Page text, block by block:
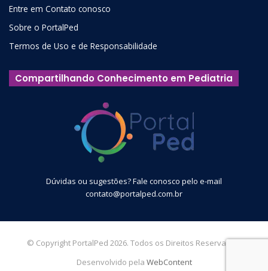
Entre em Contato conosco
Sobre o PortalPed
Termos de Uso e de Responsabilidade
Compartilhando Conhecimento em Pediatria
Dúvidas ou sugestões? Fale conosco pelo e-mail
contato@portalped.com.br
© Copyright PortalPed 2026. Todos os Direitos Reservados.
Desenvolvido pela WebContent